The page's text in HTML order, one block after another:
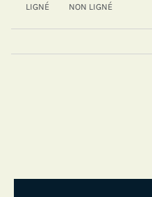
LIGNÉ NON LIGNÉ